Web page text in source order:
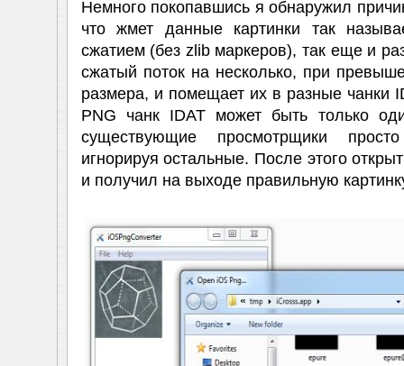
Немного покопавшись я обнаружил
что жмет данные картинки так
сжатием (без zlib маркеров), так еще и
сжатый поток на несколько, при
размера, и помещает их в разные чанки
PNG чанк IDAT может быть только
существующие просмотрщики
игнорируя остальные. После этого
и получил на выходе правильную